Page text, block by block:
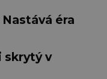
éra
skrytý v